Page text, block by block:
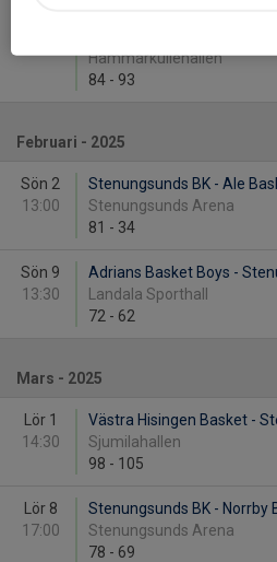
Hammarkullehallen
84 - 93
Februari - 2025
Sön 2
13:00
Stenungsunds BK - Ale
Stenungsunds Arena
81 - 34
Sön 9
13:30
Adrians Basket Boys -
Landala Sporthall
72 - 62
Mars - 2025
Lör 1
14:30
Västra Hisingen Basket -
Sjumilahallen
98 - 105
Lör 8
17:00
Stenungsunds BK - Norrby
Stenungsunds Arena
78 - 69